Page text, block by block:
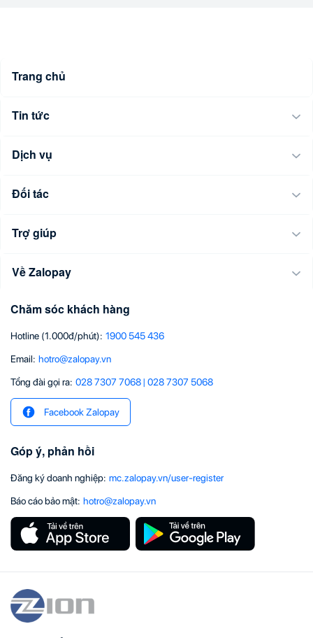
Trang chủ
Tin tức
Dịch vụ
Đối tác
Trợ giúp
Về Zalopay
Chăm sóc khách hàng
Hotline (1.000đ/phút): 1900 545 436
Email: hotro@zalopay.vn
Tổng đài gọi ra: 028 7307 7068| 028 7307 5068
Facebook Zalopay
Góp ý, phản hồi
Đăng ký doanh nghiệp: mc.zalopay.vn/user-register
Báo cáo bảo mật: hotro@zalopay.vn